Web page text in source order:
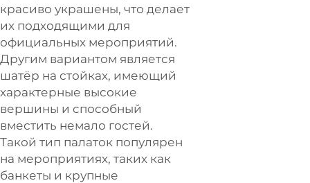
красиво украшены, что делает
их подходящими для
официальных мероприятий.
Другим вариантом является
шатёр на стойках, имеющий
характерные высокие
вершины и способный
вместить немало гостей.
Такой тип палаток популярен
на мероприятиях, таких как
банкеты и крупные